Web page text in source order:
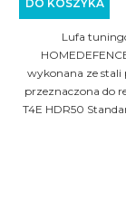
5,0
na
5
DO KOSZYKA
Lufa
wykonana ze stali
przeznaczona do
T4E HDR50